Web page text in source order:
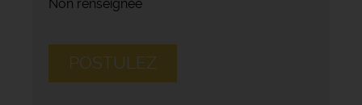
Non renseignée
POSTULEZ